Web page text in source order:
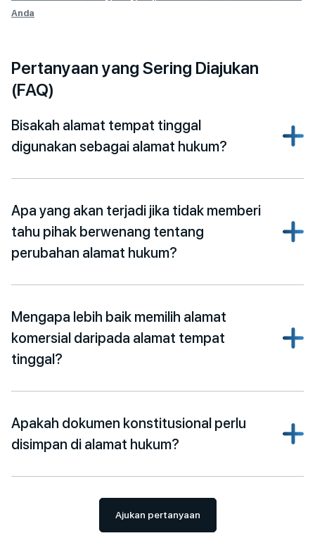
Anda
Pertanyaan yang Sering Diajukan
(FAQ)
Bisakah alamat tempat tinggal
digunakan sebagai alamat hukum?
Apa yang akan terjadi jika tidak memberi
tahu pihak berwenang tentang
perubahan alamat hukum?
Mengapa lebih baik memilih alamat
komersial daripada alamat tempat
tinggal?
Apakah dokumen konstitusional perlu
disimpan di alamat hukum?
Ajukan pertanyaan